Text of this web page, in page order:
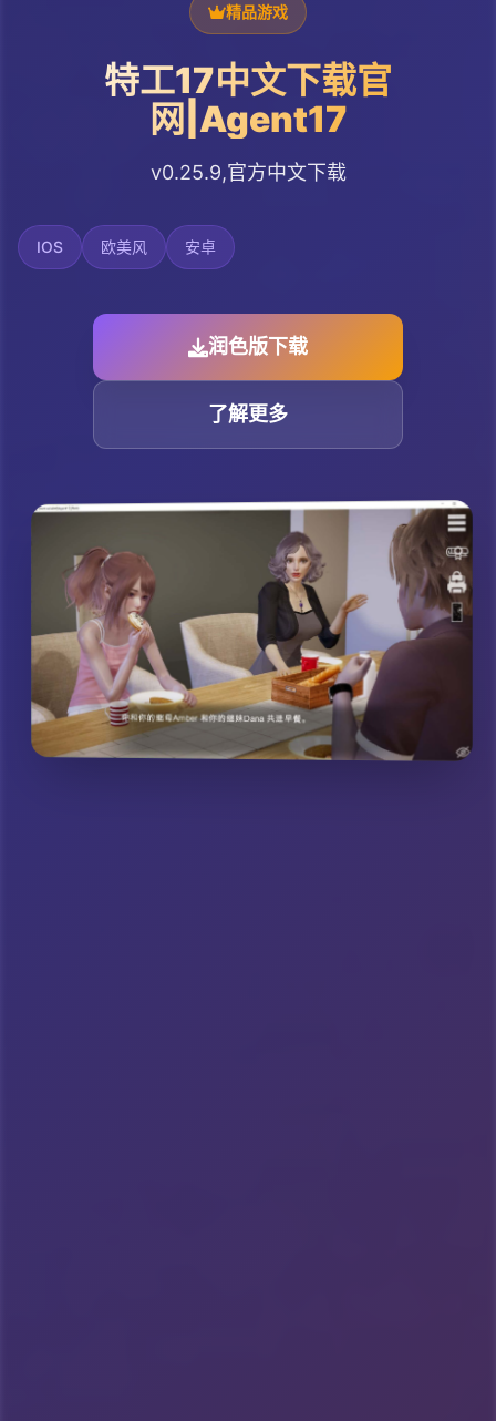
精品游戏
特工17中文下载官
网|Agent17
v0.25.9,官方中文下载
IOS 欧美风 安卓
润色版下载
了解更多